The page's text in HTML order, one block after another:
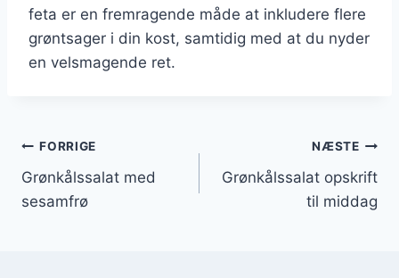
feta er en fremragende måde at inkludere flere
grøntsager i din kost, samtidig med at du nyder
en velsmagende ret.
Indlægsnavigation
FORRIGE
Grønkålssalat med
sesamfrø
NÆSTE
Grønkålssalat opskrift
til middag